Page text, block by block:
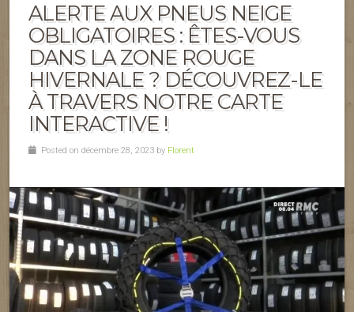
ALERTE AUX PNEUS NEIGE
OBLIGATOIRES : ÊTES-VOUS
DANS LA ZONE ROUGE
HIVERNALE ? DÉCOUVREZ-LE
À TRAVERS NOTRE CARTE
INTERACTIVE !
Posted on décembre 28, 2023 by Florent